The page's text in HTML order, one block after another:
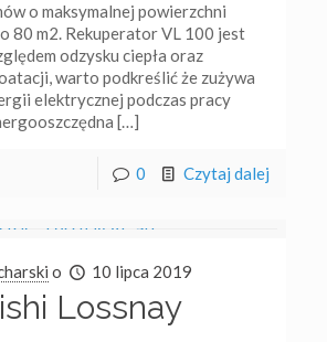
o maksymalnej powierzchni
80 m2. Rekuperator VL 100 jest
odzysku ciepła oraz
warto podkreślić że zużywa
elektrycznej podczas pracy
[…]
0 Czytaj dalej
o 10 lipca 2019
Lossnay